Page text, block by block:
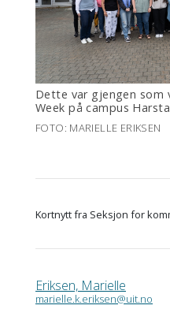
Dette var gjengen som
Week på campus
FOTO: MARIELLE ERIKSEN
Kortnytt fra Seksjon for
Eriksen, Marielle
marielle.k.eriksen@uit.no